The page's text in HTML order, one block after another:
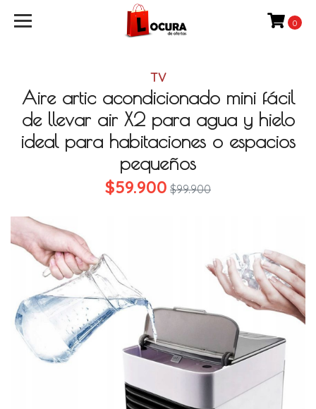
0
TV
Aire artic acondicionado mini fácil
de llevar air X2 para agua y hielo
ideal para habitaciones o espacios
pequeños
$59.900 $99.900